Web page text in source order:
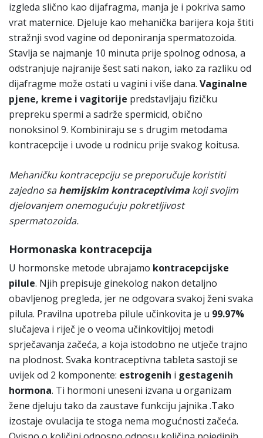
izgleda slično kao dijafragma, manja je i pokriva samo
vrat maternice. Djeluje kao mehanička barijera koja štiti
stražnji svod vagine od deponiranja spermatozoida.
Stavlja se najmanje 10 minuta prije spolnog odnosa, a
odstranjuje najranije šest sati nakon, iako za razliku od
dijafragme može ostati u vagini i više dana. Vaginalne
pjene, kreme i vagitorije predstavljaju fizičku
prepreku spermi a sadrže spermicid, obično
nonoksinol 9. Kombiniraju se s drugim metodama
kontracepcije i uvode u rodnicu prije svakog koitusa.
Mehaničku kontracepciju se preporučuje koristiti
zajedno sahemijskim kontraceptivima koji svojim
djelovanjem onemogućuju pokretljivost
spermatozoida.
Hormonaska kontracepcija
U hormonske metode ubrajamo kontracepcijske
pilule. Njih prepisuje ginekolog nakon detaljno
obavljenog pregleda, jer ne odgovara svakoj ženi svaka
pilula. Pravilna upotreba pilule učinkovita je u 99.97%
slučajeva i riječ je o veoma učinkovitijoj metodi
sprječavanja začeća, a koja istodobno ne utječe trajno
na plodnost. Svaka kontraceptivna tableta sastoji se
uvijek od 2 komponente: estrogenih i gestagenih
hormona. Ti hormoni uneseni izvana u organizam
žene djeluju tako da zaustave funkciju jajnika .Tako
izostaje ovulacija te stoga nema mogućnosti začeća.